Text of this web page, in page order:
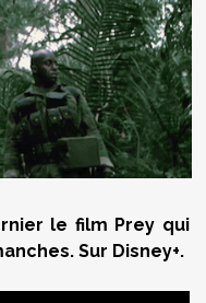
le film Prey qui
Sur Disney+.